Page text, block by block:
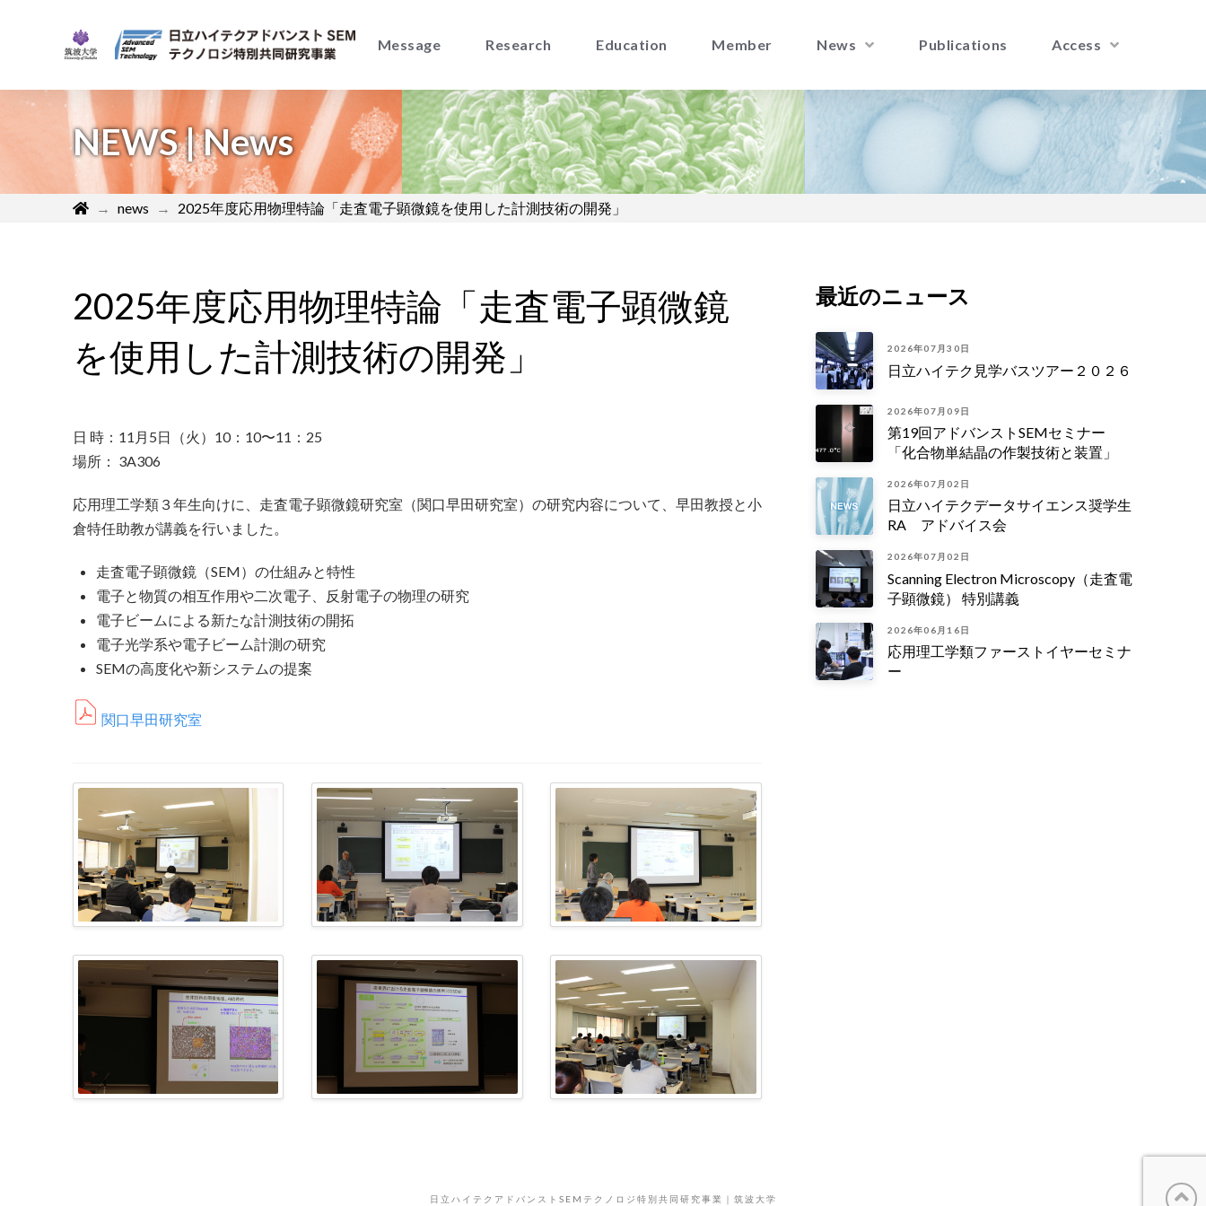
Message Research Education Member News Publications Access
NEWS | News
Home
→ news → 2025年度応用物理特論「走査電子顕微鏡を使用した計測技術の開発」
2025年度応用物理特論「走査電子顕微鏡
を使用した計測技術の開発」
日 時：11月5日（火）10：10〜11：25
場所： 3A306
応用理工学類３年生向けに、走査電子顕微鏡研究室（関口早田研究室）の研究内容について、早田教授と小
倉特任助教が講義を行いました。
走査電子顕微鏡（SEM）の仕組みと特性
電子と物質の相互作用や二次電子、反射電子の物理の研究
電子ビームによる新たな計測技術の開拓
電子光学系や電子ビーム計測の研究
SEMの高度化や新システムの提案
関口早田研究室
最近のニュース
2026年07月30日
日立ハイテク見学バスツアー２０２６
2026年07月09日
第19回アドバンストSEMセミナー
「化合物単結晶の作製技術と装置」
2026年07月02日
日立ハイテクデータサイエンス奨学生
RA アドバイス会
2026年07月02日
Scanning Electron Microscopy（走査電
子顕微鏡） 特別講義
2026年06月16日
応用理工学類ファーストイヤーセミナ
ー
日立ハイテクアドバンストSEMテクノロジ特別共同研究事業｜筑波大学